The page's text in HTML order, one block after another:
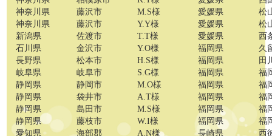
神奈川県
神奈川県
新潟県
石川県
長野県
岐阜県
静岡県
静岡県
静岡県
静岡県
愛知県
藤沢市
藤沢市
佐渡市
金沢市
松本市
岐阜市
静岡市
袋井市
島田市
藤枝市
海部郡
M.S様
Y.Y様
T.T様
Y.O様
H.S様
S.G様
M.O様
A.T様
M.S様
W.I様
A.N様
愛媛県
愛媛県
愛媛県
福岡県
福岡県
福岡県
福岡県
福岡県
福岡県
福岡県
長崎県
松
松
西
久
田
福
福
福
福
福
西